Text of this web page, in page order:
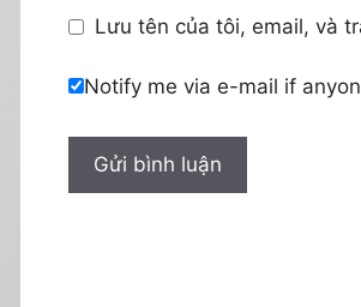
Lưu tên của tôi, email, và
Notify me via e-mail if